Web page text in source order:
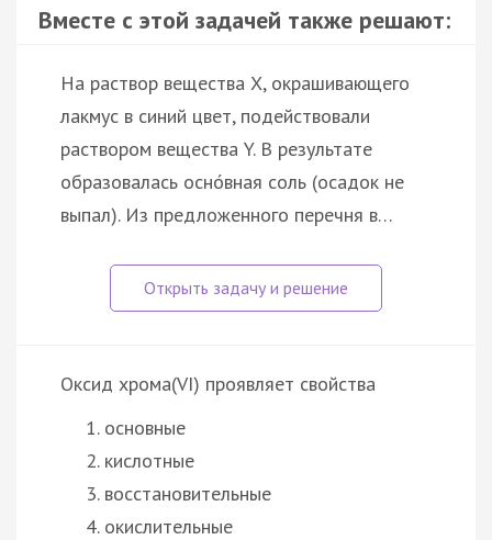
Вместе с этой задачей также решают:
На раствор вещества X, окрашивающего
лакмус в синий цвет, подействовали
раствором вещества Y. В результате
образовалась осно́вная соль (осадок не
выпал). Из предложенного перечня в…
Оксид хрома(VI) проявляет свойства
основные
кислотные
восстановительные
окислительные